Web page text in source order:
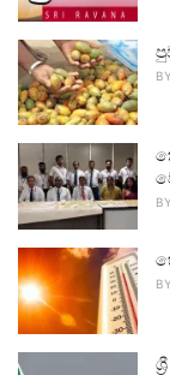
BY
BY
BY